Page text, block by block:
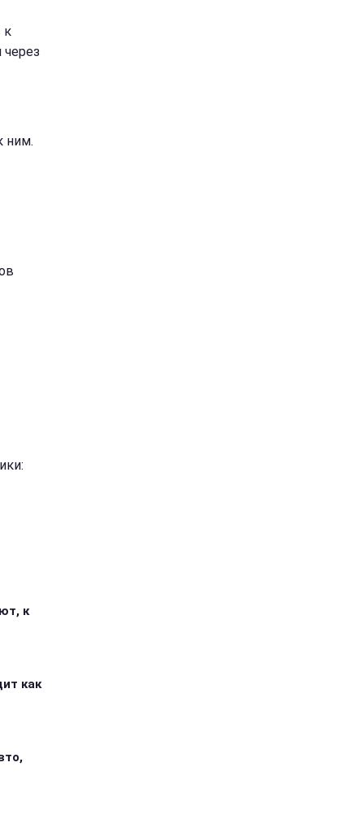
к
ним.
к
как